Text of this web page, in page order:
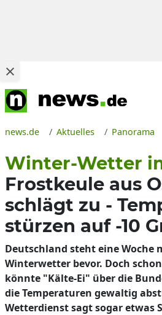
news.de Aktuelles Panorama
Winter-Wetter
Frostkeule aus
schlägt zu -
stürzen auf -10
Deutschland steht eine Woche
Winterwetter bevor. Doch
könnte "Kälte-Ei" über die
die Temperaturen gewaltig
Wetterdienst sagt sogar etwas